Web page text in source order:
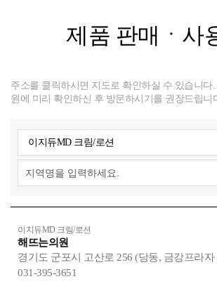
제품 판매ㆍ사
주소를 클릭하시면 지도로 확인하실 수 있습니다.
원에 미리 확인하신 후 방문하시기를 권장드립니
이지듀MD 크림/로션
해뜨는의원
경기도 군포시 고산로 256 (당동, 금강프라자
031-395-3651